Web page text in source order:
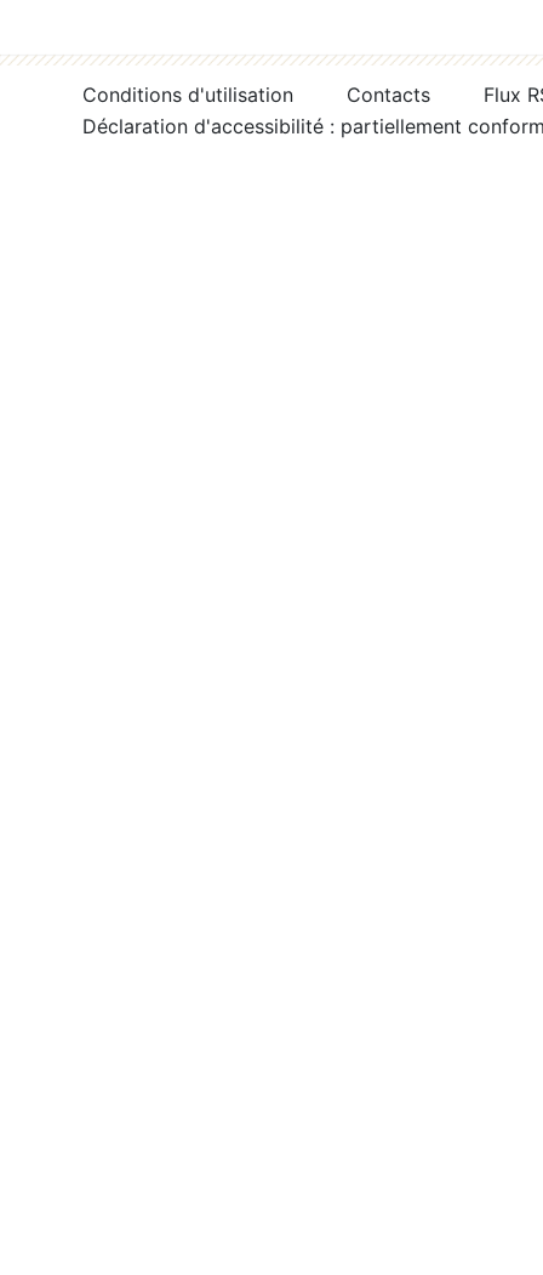
Conditions d'utilisation Contacts
Flux
Déclaration d'accessibilité : partiellement